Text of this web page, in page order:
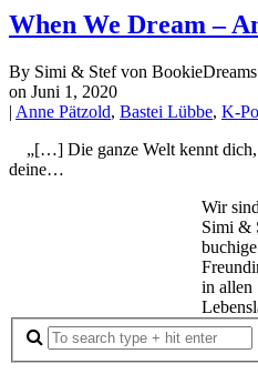
When We Dream –
By Simi & Stef von BookieDreams
on Juni 1, 2020
| Anne Pätzold, Bastei Lübbe, K-
„[…] Die ganze Welt kennt dich,
deine…
Wir sind
Simi &
buchige
in allen